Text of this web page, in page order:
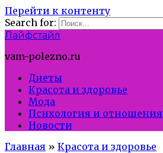
Перейти к контенту
Search for:
Лайфстайл
vam-polezno.ru
Диеты
Красота и здоровье
Мода
Психология и отношения
Новости
Главная » Красота и здоровье